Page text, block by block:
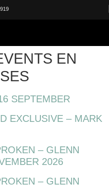
EN
SEPTEMBER
EXCLUSIVE – MARK
– GLENN
2026
– GLENN